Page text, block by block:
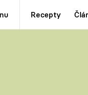
Recepty